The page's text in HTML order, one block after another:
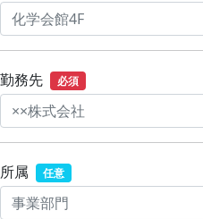
勤務先 必須
所属 任意